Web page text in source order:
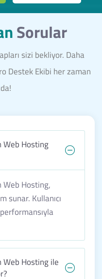
Sorular
sizi bekliyor. Daha
Destek Ekibi her zaman
Web Hosting
Web Hosting,
sunar. Kullanıcı
Web Hosting ile